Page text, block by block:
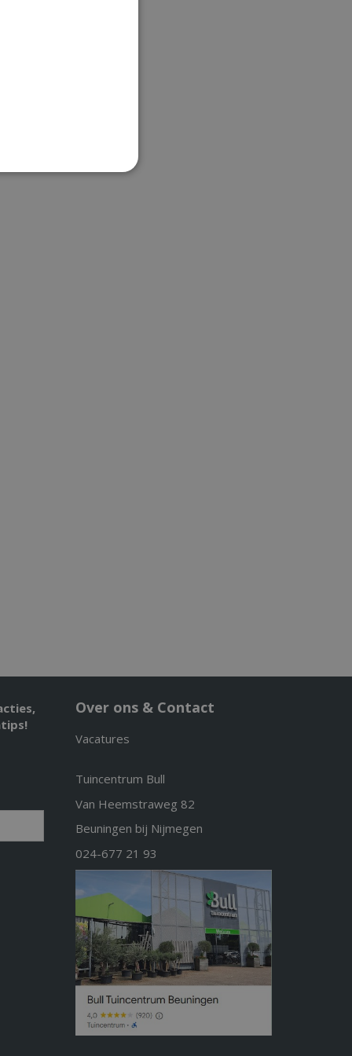
Over ons & Contact
Vacatures
Tuincentrum Bull
Van Heemstraweg 82
Beuningen bij Nijmegen
024-677 21 93